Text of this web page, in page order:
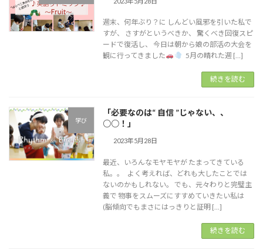
週末、何年ぶり？に しんどい風邪を引いた私で
すが、 さすがというべきか、 驚くべき回復スピ
ードで復活し、 今日は朝から娘の部活の大会を
観に行ってきました
5月の晴れた週 […]
続きを読む
学び
「必要なのは“ 自信 ”じゃない、、
○○！」
2023年5月28日
最近、いろんなモヤモヤが たまってきている
私。。 よく考えれば、どれも大したことでは
ないのかもしれない。 でも、元々わりと完璧主
義で 物事をスムーズにすすめていきたい私は
(脳傾向でもまさにはっきりと証明 […]
続きを読む